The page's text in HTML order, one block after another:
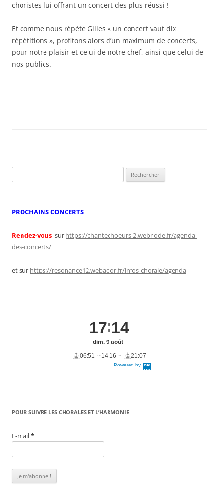
choristes lui offrant un concert des plus réussi !
Et comme nous répète Gilles « un concert vaut dix
répétitions », profitons alors d’un maximum de concerts,
pour notre plaisir et celui de notre chef, ainsi que celui de
nos publics.
PROCHAINS CONCERTS
Rendez-vous sur https://chantechoeurs-2.webnode.fr/agenda-
des-concerts/
et sur https://resonance12.webador.fr/infos-chorale/agenda
Powered by
17 14
dim. 9 août
06:51
14:16 21:07
POUR SUIVRE LES CHORALES ET L’HARMONIE
E-mail*